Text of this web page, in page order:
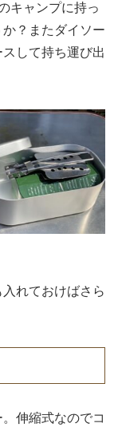
キャンプに持っ
？またダイソー
して持ち運び出
れておけばさら
伸縮式なのでコ